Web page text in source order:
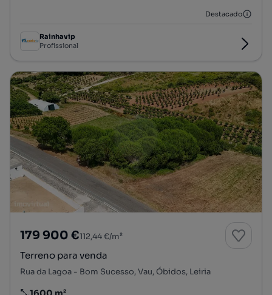
Destacado
Rainhavip
Profissional
179 900 €112,44 €/m²
Terreno para venda
Rua da Lagoa - Bom Sucesso, Vau, Óbidos, Leiria